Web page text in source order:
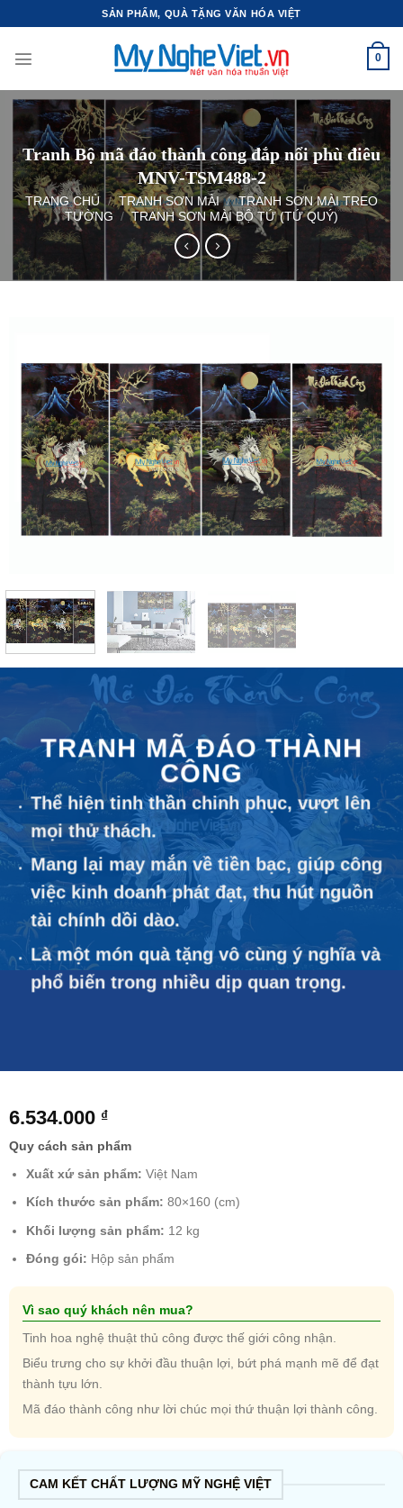
qua
nội
SẢN PHẨM, QUÀ TẶNG VĂN HÓA VIỆT
0
Tranh Bộ mã đáo thành công đắp nổi phù điêu
MNV-TSM488-2
TRANG CHỦ / TRANH SƠN MÀI / TRANH SƠN MÀI TREO
TƯỜNG / TRANH SƠN MÀI BỘ TỨ (TỨ QUÝ)
TRANH MÃ ĐÁO THÀNH
CÔNG
Thể hiện tinh thần chinh phục, vượt lên
mọi thử thách.
Mang lại may mắn về tiền bạc, giúp công
việc kinh doanh phát đạt, thu hút nguồn
tài chính dồi dào.
Là một món quà tặng vô cùng ý nghĩa và
phổ biến trong nhiều dịp quan trọng.
6.534.000 ₫
Quy cách sản phẩm
Xuất xứ sản phẩm: Việt Nam
Kích thước sản phẩm: 80×160 (cm)
Khối lượng sản phẩm: 12 kg
Đóng gói: Hộp sản phẩm
Vì sao quý khách nên mua?
Tinh hoa nghệ thuật thủ công được thế giới công nhận.
Biểu trưng cho sự khởi đầu thuận lợi, bứt phá mạnh mẽ để đạt
thành tựu lớn.
Mã đáo thành công như lời chúc mọi thứ thuận lợi thành công.
CAM KẾT CHẤT LƯỢNG MỸ NGHỆ VIỆT